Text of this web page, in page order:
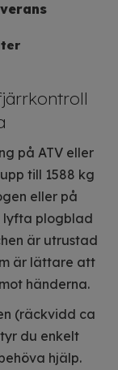
på ATV eller
till 1588 kg
eller på
lyfta plogblad
är utrustad
är lättare att
händerna.
(räckvidd ca
du enkelt
hjälp.